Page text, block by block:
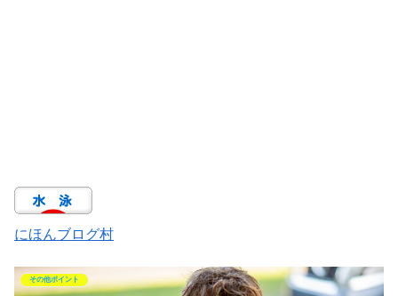
にほんブログ村
その他ポイント